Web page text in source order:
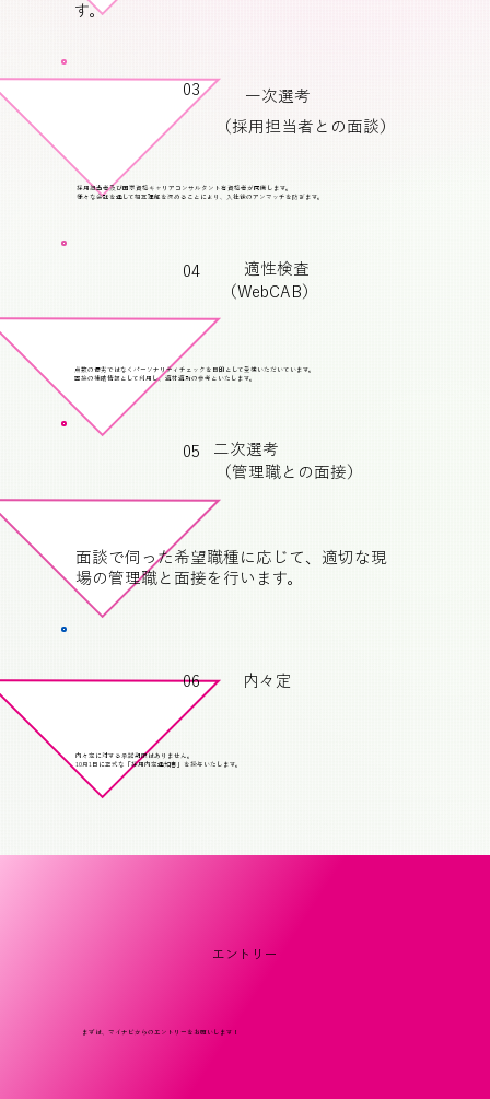
す。
03
一次選考
（採用担当者との面談）
採用担当者及び国家資格キャリアコンサルタント有資格者が同席します。
様々な会話を通して相互理解を深めることにより、入社後のアンマッチを防ぎます。
04
適性検査
（WebCAB）
点数の優劣ではなくパーソナリティチェックを目的として受検いただいています。
面接の補助情報として利用し、適材適所の参考といたします。
05
二次選考
（管理職との面接）
面談で伺った希望職種に応じて、適切な現
場の管理職と面接を行います。
06 内々定
内々定に対する承諾期限はありません。
10月1日に正式な「採用内定通知書」を授与いたします。
エントリー
まずは、マイナビからのエントリーをお願いします！